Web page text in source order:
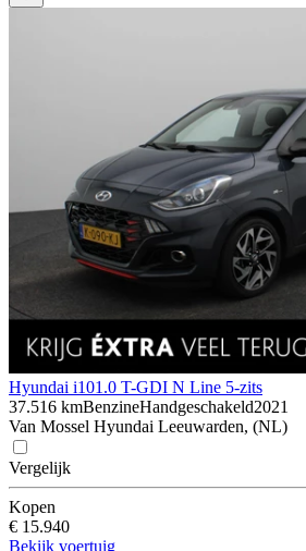
Hyundai i101.0 T-GDI N Line 5-zits
37.516 kmBenzineHandgeschakeld2021
Van Mossel Hyundai Leeuwarden, (NL)
Vergelijk
Kopen
€ 15.940
Bekijk voertuig